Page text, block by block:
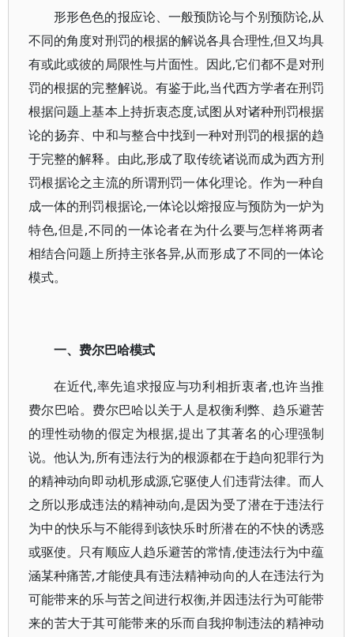
形形色色的报应论、一般预防论与个别预防论,从
不同的角度对刑罚的根据的解说各具合理性,但又均具
有或此或彼的局限性与片面性。因此,它们都不是对刑
罚的根据的完整解说。有鉴于此,当代西方学者在刑罚
根据问题上基本上持折衷态度,试图从对诸种刑罚根据
论的扬弃、中和与整合中找到一种对刑罚的根据的趋
于完整的解释。由此,形成了取传统诸说而成为西方刑
罚根据论之主流的所谓刑罚一体化理论。作为一种自
成一体的刑罚根据论,一体论以熔报应与预防为一炉为
特色,但是,不同的一体论者在为什么要与怎样将两者
相结合问题上所持主张各异,从而形成了不同的一体论
模式。
一、费尔巴哈模式
在近代,率先追求报应与功利相折衷者,也许当推
费尔巴哈。费尔巴哈以关于人是权衡利弊、趋乐避苦
的理性动物的假定为根据,提出了其著名的心理强制
说。他认为,所有违法行为的根源都在于趋向犯罪行为
的精神动向即动机形成源,它驱使人们违背法律。而人
之所以形成违法的精神动向,是因为受了潜在于违法行
为中的快乐与不能得到该快乐时所潜在的不快的诱惑
或驱使。只有顺应人趋乐避苦的常情,使违法行为中蕴
涵某种痛苦,才能使具有违法精神动向的人在违法行为
可能带来的乐与苦之间进行权衡,并因违法行为可能带
来的苦大于其可能带来的乐而自我抑制违法的精神动